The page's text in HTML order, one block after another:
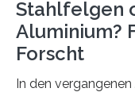
Stahlfelgen
Aluminium?
Forscht
In den